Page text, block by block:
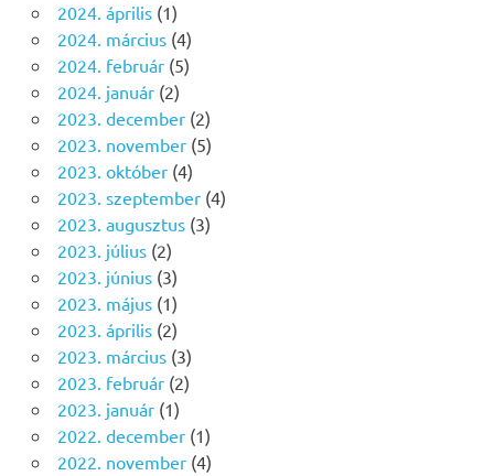
2024. április(1)
2024. március(4)
2024. február(5)
2024. január(2)
2023. december(2)
2023. november(5)
2023. október(4)
2023. szeptember(4)
2023. augusztus(3)
2023. július(2)
2023. június(3)
2023. május(1)
2023. április(2)
2023. március(3)
2023. február(2)
2023. január(1)
2022. december(1)
2022. november(4)